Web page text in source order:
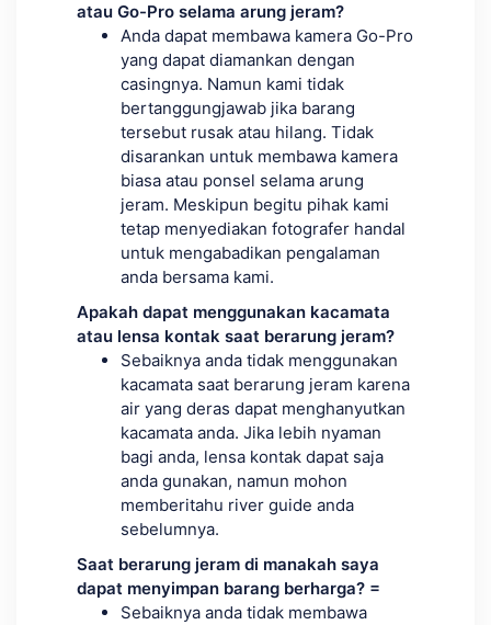
atau Go-Pro selama arung jeram?
Anda dapat membawa kamera Go-Pro
yang dapat diamankan dengan
casingnya. Namun kami tidak
bertanggungjawab jika barang
tersebut rusak atau hilang. Tidak
disarankan untuk membawa kamera
biasa atau ponsel selama arung
jeram. Meskipun begitu pihak kami
tetap menyediakan fotografer handal
untuk mengabadikan pengalaman
anda bersama kami.
Apakah dapat menggunakan kacamata
atau lensa kontak saat berarung jeram?
Sebaiknya anda tidak menggunakan
kacamata saat berarung jeram karena
air yang deras dapat menghanyutkan
kacamata anda. Jika lebih nyaman
bagi anda, lensa kontak dapat saja
anda gunakan, namun mohon
memberitahu river guide anda
sebelumnya.
Saat berarung jeram di manakah saya
dapat menyimpan barang berharga? =
Sebaiknya anda tidak membawa